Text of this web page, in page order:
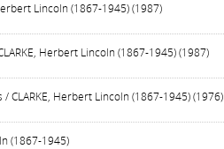
Lincoln (1867-1945) (1987)
Herbert Lincoln (1867-1945) (1987)
Herbert Lincoln (1867-1945) (1976)
(1867-1945)